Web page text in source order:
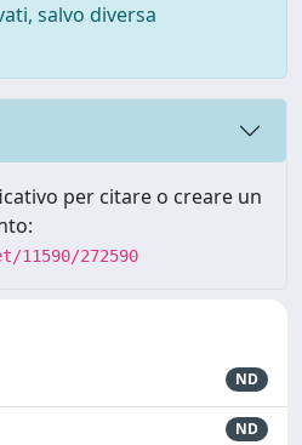
salvo diversa
per citare o creare un
272590
ND
ND